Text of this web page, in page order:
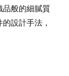
品般的細膩質
設計手法，